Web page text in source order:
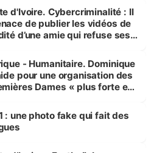
Transports
d'Ivoire. Cybercriminalité : Il
de publier les vidéos de
d’une amie qui refuse ses
- Humanitaire. Dominique
pour une organisation des
Dames « plus forte et
la scène internationale »
: une photo fake qui fait des